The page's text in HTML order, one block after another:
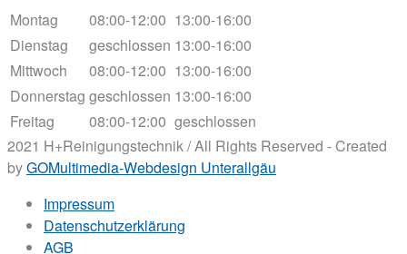
Montag 08:00-12:00 13:00-16:00
Dienstag
geschlossen 13:00-16:00
Mittwoch
08:00-12:00 13:00-16:00
Donnerstag geschlossen 13:00-16:00
Freitag
08:00-12:00 geschlossen
2021 H+Reinigungstechnik / All Rights Reserved - Created
byGOMultimedia-Webdesign Unterallgäu
Impressum
Datenschutzerklärung
AGB